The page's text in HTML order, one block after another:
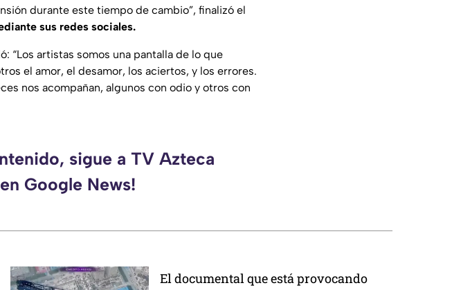
durante este tiempo de cambio”, finalizó el
sus redes sociales.
“Los artistas somos una pantalla de lo que
el amor, el desamor, los aciertos, y los errores.
nos acompañan, algunos con odio y otros con
sigue a TV Azteca
Google News!
El documental que está provocando